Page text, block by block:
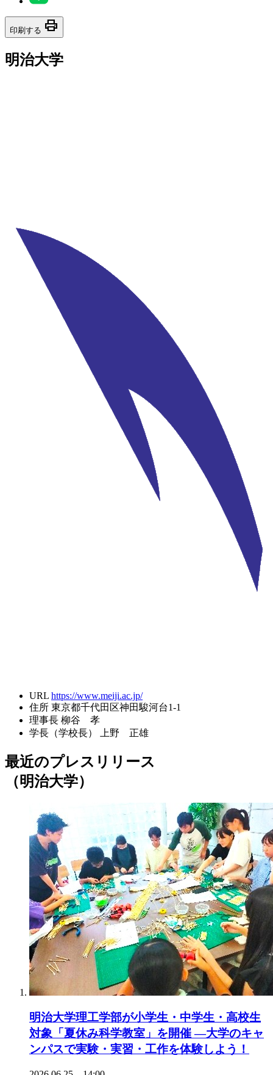
印刷する print
明治大学
URL https://www.meiji.ac.jp/
住所 東京都千代田区神田駿河台1-1
理事長 柳谷 孝
学長（学校長）
上野 正雄
最近のプレスリリース
（明治大学）
明治大学理工学部が小学生・中学生・高校生
対象「夏休み科学教室」を開催 ―大学のキャ
ンパスで実験・実習・工作を体験しよう！